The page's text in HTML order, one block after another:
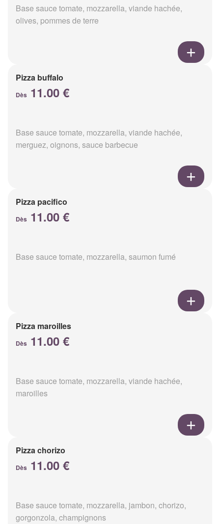
Base sauce tomate, mozzarella, viande hachée,
olives, pommes de terre
Pizza buffalo
Dès 11.00 €
Base sauce tomate, mozzarella, viande hachée,
merguez, oignons, sauce barbecue
Pizza pacifico
Dès 11.00 €
Base sauce tomate, mozzarella, saumon fumé
Pizza maroilles
Dès 11.00 €
Base sauce tomate, mozzarella, viande hachée,
maroilles
Pizza chorizo
Dès 11.00 €
Base sauce tomate, mozzarella, jambon, chorizo,
gorgonzola, champignons